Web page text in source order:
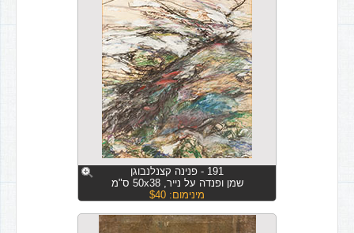
191 - פנינה קצנלנבוגן
שמן ופנדה על נייר, 50x38 ס"מ
מינימום: $40